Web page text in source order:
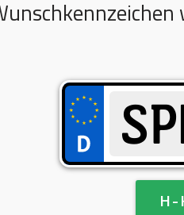
H-